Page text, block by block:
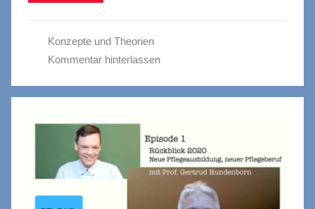
Konzepte und Theorien
Kommentar hinterlassen